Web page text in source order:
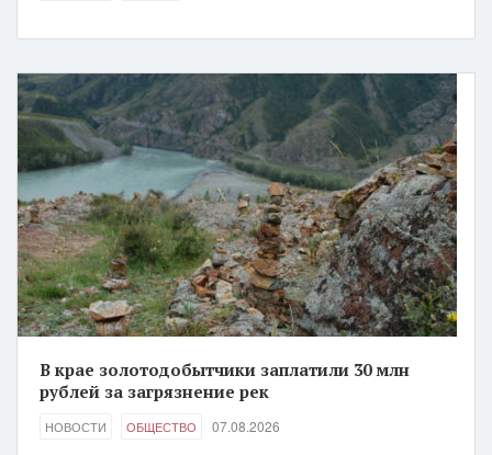
В крае золотодобытчики заплатили 30 млн
рублей за загрязнение рек
НОВОСТИ ОБЩЕСТВО 07.08.2026